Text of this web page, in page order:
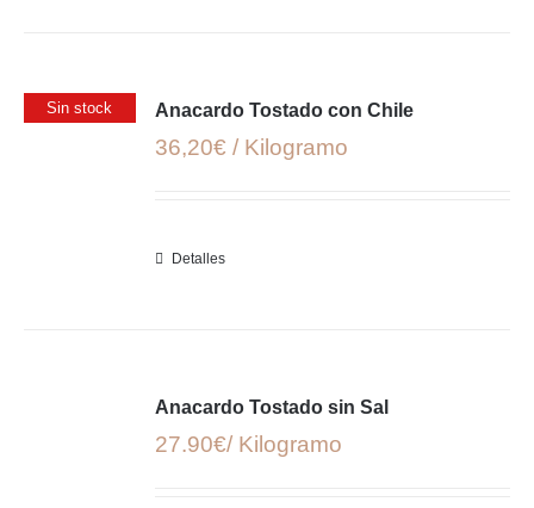
Sin stock Anacardo Tostado con Chile
36,20€ / Kilogramo
Detalles
Anacardo Tostado sin Sal
27.90€/ Kilogramo